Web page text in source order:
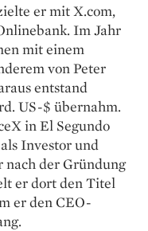
er mit X.com,
Im Jahr
mit einem
von Peter
entstand
US-$ übernahm.
in El Segundo
Investor und
nach der Gründung
er dort den Titel
er den CEO-